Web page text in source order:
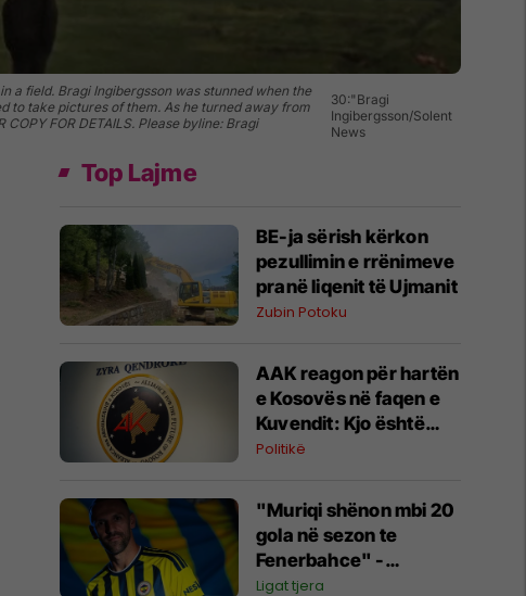
a field. Bragi Ingibergsson was stunned when the
to take pictures of them. As he turned away from
FOR DETAILS. Please byline: Bragi
30:"Bragi
Ingibergsson/Solent
News
Top Lajme
BE-ja sërish kërkon
pezullimin e rrënimeve
pranë liqenit të Ujmanit
Zubin Potoku
AAK reagon për hartën
e Kosovës në faqen e
Kuvendit: Kjo është
fytyra e vërtetë e këtij
Politikë
"Muriqi shënon mbi 20
gola në sezon te
Fenerbahce" -
parashikohet ecuria e
Ligat tjera